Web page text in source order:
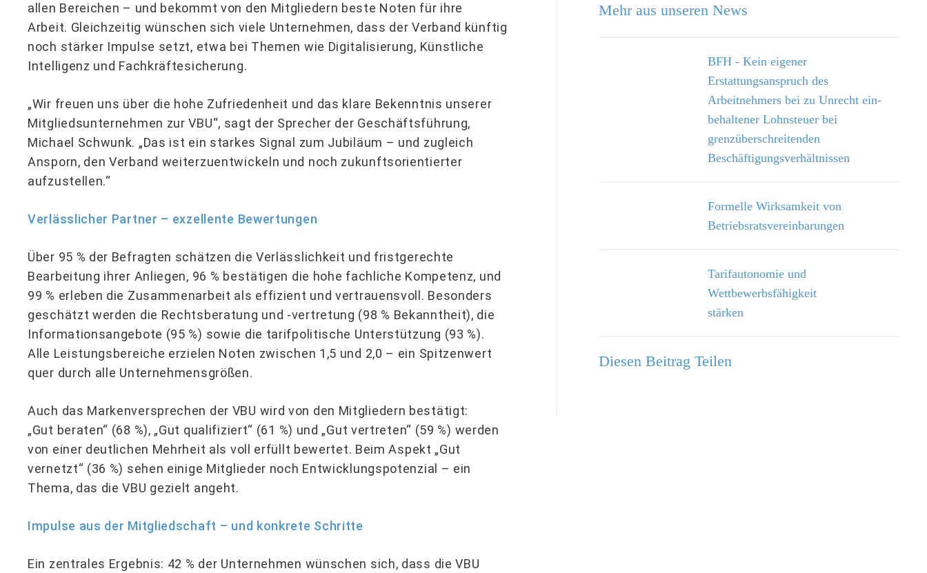
allen Bereichen – und bekommt von den Mitgliedern beste Noten für ihre
Arbeit. Gleichzeitig wünschen sich viele Unternehmen, dass der Verband künftig
noch stärker Impulse setzt, etwa bei Themen wie Digitalisierung, Künstliche
Intelligenz und Fachkräftesicherung.
„Wir freuen uns über die hohe Zufriedenheit und das klare Bekenntnis unserer
Mitgliedsunternehmen zur VBU“, sagt der Sprecher der Geschäftsführung,
Michael Schwunk. „Das ist ein starkes Signal zum Jubiläum – und zugleich
Ansporn, den Verband weiterzuentwickeln und noch zukunftsorientierter
aufzustellen.“
Verlässlicher Partner – exzellente Bewertungen
Über 95 % der Befragten schätzen die Verlässlichkeit und fristgerechte
Bearbeitung ihrer Anliegen, 96 % bestätigen die hohe fachliche Kompetenz, und
99 % erleben die Zusammenarbeit als effizient und vertrauensvoll. Besonders
geschätzt werden die Rechtsberatung und -vertretung (98 % Bekanntheit), die
Informationsangebote (95 %) sowie die tarifpolitische Unterstützung (93 %).
Alle Leistungsbereiche erzielen Noten zwischen 1,5 und 2,0 – ein Spitzenwert
quer durch alle Unternehmensgrößen.
Auch das Markenversprechen der VBU wird von den Mitgliedern bestätigt:
„Gut beraten“ (68 %), „Gut qualifiziert“ (61 %) und „Gut vertreten“ (59 %) werden
von einer deutlichen Mehrheit als voll erfüllt bewertet. Beim Aspekt „Gut
vernetzt“ (36 %) sehen einige Mitglieder noch Entwicklungspotenzial – ein
Thema, das die VBU gezielt angeht.
Impulse aus der Mitgliedschaft – und konkrete Schritte
Ein zentrales Ergebnis: 42 % der Unternehmen wünschen sich, dass die VBU
Mehr aus unseren News
BFH - Kein eigener
Erstattungsanspruch des
Arbeitnehmers bei zu Unrecht ein­
behaltener Lohnsteuer bei
grenzüberschreitenden
Beschäftigungsverhältnissen
Formelle Wirksamkeit von
Betriebsratsvereinbarungen
Tarifautonomie und
Wettbewerbsfähigkeit
stärken
Diesen Beitrag Teilen